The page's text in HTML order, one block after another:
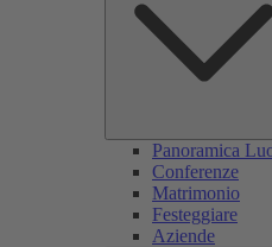
Panoramica
Conferenze
Matrimonio
Festeggiare
Aziende